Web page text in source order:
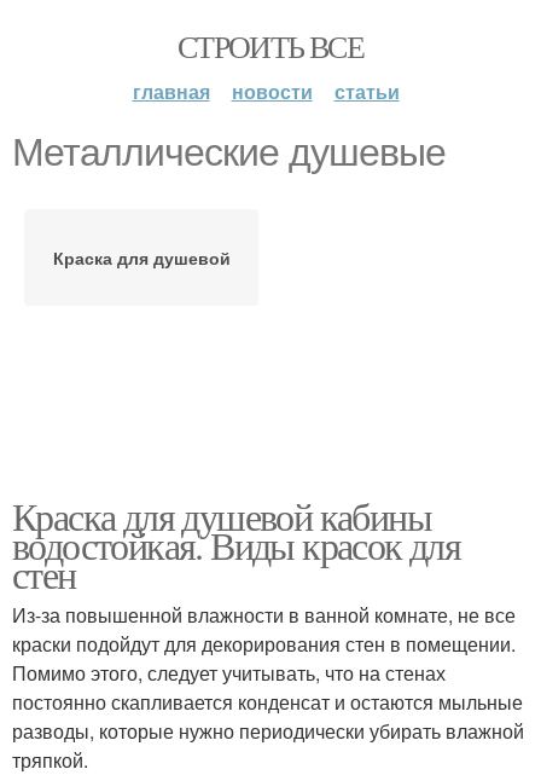
СТРОИТЬ ВСЕ
главная новости статьи
Металлические душевые
Краска для душевой
Краска для душевой кабины
водостойкая. Виды красок для
стен
Из-за повышенной влажности в ванной комнате, не все
краски подойдут для декорирования стен в помещении.
Помимо этого, следует учитывать, что на стенах
постоянно скапливается конденсат и остаются мыльные
разводы, которые нужно периодически убирать влажной
тряпкой.